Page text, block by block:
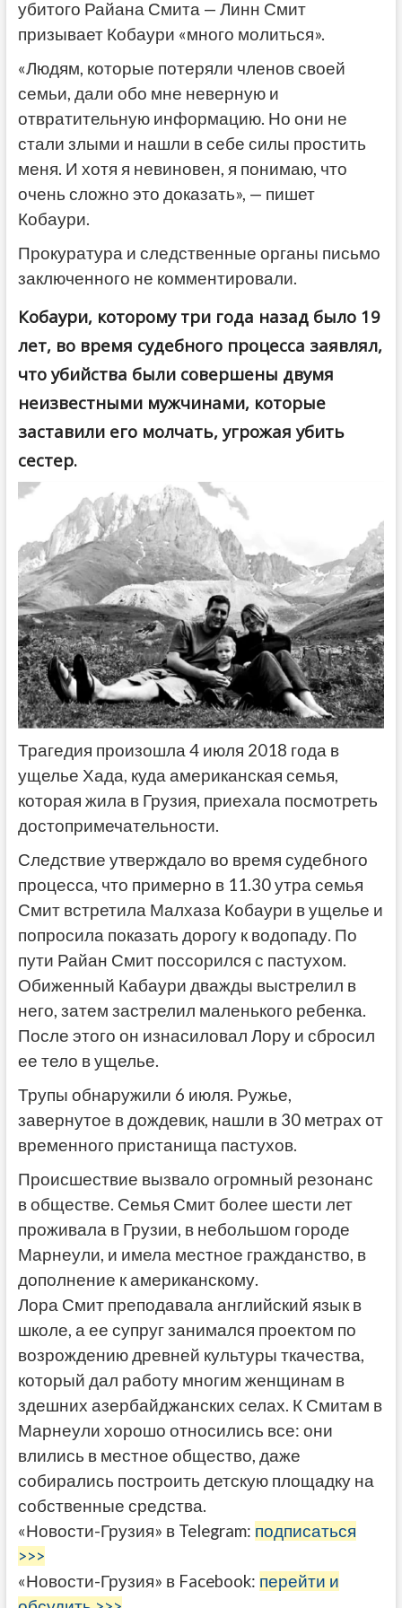
убитого Райана Смита — Линн Смит
призывает Кобаури «много молиться».
«Людям, которые потеряли членов своей
семьи, дали обо мне неверную и
отвратительную информацию. Но они не
стали злыми и нашли в себе силы простить
меня. И хотя я невиновен, я понимаю, что
очень сложно это доказать», — пишет
Кобаури.
Прокуратура и следственные органы письмо
заключенного не комментировали.
Кобаури, которому три года назад было 19
лет, во время судебного процесса заявлял,
что убийства были совершены двумя
неизвестными мужчинами, которые
заставили его молчать, угрожая убить
сестер.
Трагедия произошла 4 июля 2018 года в
ущелье Хада, куда американская семья,
которая жила в Грузия, приехала посмотреть
достопримечательности.
Следствие утверждало во время судебного
процесса, что примерно в 11.30 утра семья
Смит встретила Малхаза Кобаури в ущелье и
попросила показать дорогу к водопаду. По
пути Райан Смит поссорился с пастухом.
Обиженный Кабаури дважды выстрелил в
него, затем застрелил маленького ребенка.
После этого он изнасиловал Лору и сбросил
ее тело в ущелье.
Трупы обнаружили 6 июля. Ружье,
завернутое в дождевик, нашли в 30 метрах от
временного пристанища пастухов.
Происшествие вызвало огромный резонанс
в обществе. Семья Смит более шести лет
проживала в Грузии, в небольшом городе
Марнеули, и имела местное гражданство, в
дополнение к американскому.
Лора Смит преподавала английский язык в
школе, а ее супруг занимался проектом по
возрождению древней культуры ткачества,
который дал работу многим женщинам в
здешних азербайджанских селах. К Смитам в
Марнеули хорошо относились все: они
влились в местное общество, даже
собирались построить детскую площадку на
собственные средства.
«Новости-Грузия» в Telegram: подписаться
>>>
«Новости-Грузия» в Facebook: перейти и